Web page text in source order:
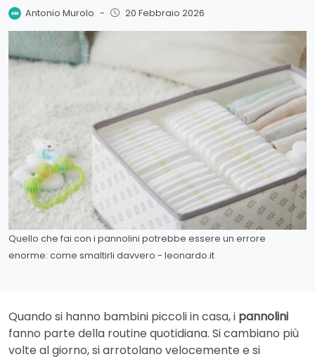
Antonio Murolo - 20 Febbraio 2026
Quello che fai con i pannolini potrebbe essere un errore
enorme: come smaltirli davvero - leonardo.it
Quando si hanno bambini piccoli in casa, i pannolini
fanno parte della routine quotidiana. Si cambiano più
volte al giorno, si arrotolano velocemente e si